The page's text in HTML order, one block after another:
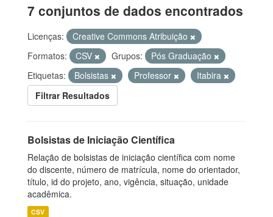
7 conjuntos de dados encontrados
Licenças:
Creative Commons Atribuição
Formatos:
CSV Grupos:
Pós Graduação
Etiquetas:
Bolsistas Professor
Itabira
Filtrar Resultados
Bolsistas de Iniciação Científica
Relação de bolsistas de iniciação científica com nome
do discente, número de matrícula, nome do orientador,
título, id do projeto, ano, vigência, situação, unidade
acadêmica.
CSV